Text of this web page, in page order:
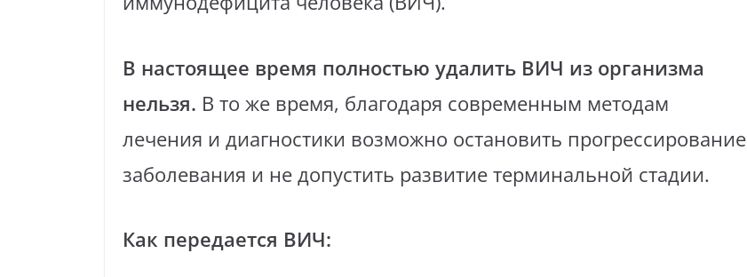
В настоящее время полностью удалить ВИЧ из организма
нельзя. В то же время, благодаря современным методам
лечения и диагностики возможно остановить прогрессирование
заболевания и не допустить развитие терминальной стадии.
Как передается ВИЧ: